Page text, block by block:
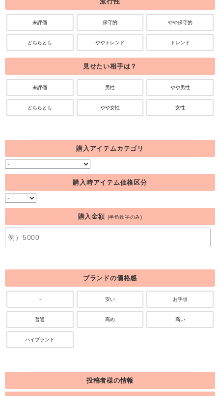
未評価 保守的 やや保守的
どちらとも ややトレンド トレンド
見せたい相手は？
未評価 男性 やや男性
どちらとも やや女性 女性
購入アイテムカテゴリ
購入時アイテム価格区分
購入金額 (半角数字のみ)
ブランドの価格感
- 安い お手頃
普通 高め 高い
ハイブランド
投稿者様の情報